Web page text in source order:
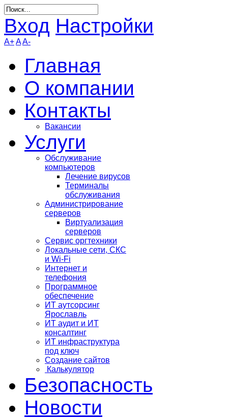
Вход Настройки
A+AA-
Главная
О компании
Контакты
Вакансии
Услуги
Обслуживание
компьютеров
Лечение вирусов
Терминалы
обслуживания
Администрирование
серверов
Виртуализация
серверов
Сервис оргтехники
Локальные сети, СКС
и Wi-Fi
Интернет и
телефония
Программное
обеспечение
ИТ аутсорсинг
Ярославль
ИТ аудит и ИТ
консалтинг
ИТ инфраструктура
под ключ
Создание сайтов
Калькулятор
Безопасность
Новости